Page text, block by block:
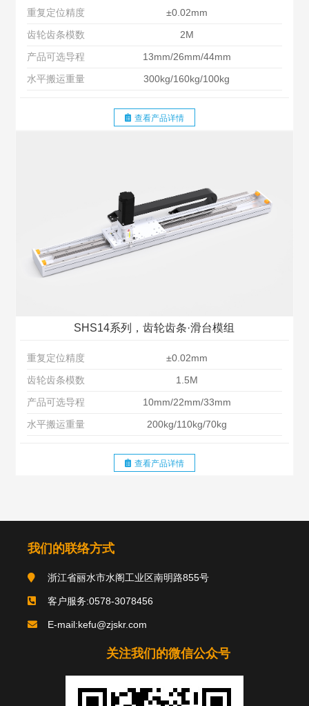
重复定位精度
±0.02mm
齿轮齿条模数
2M
产品可选导程
13mm/26mm/44mm
水平搬运重量
300kg/160kg/100kg
查看产品详情
SHS14系列，齿轮齿条·滑台模组
重复定位精度
±0.02mm
齿轮齿条模数
1.5M
产品可选导程
10mm/22mm/33mm
水平搬运重量
200kg/110kg/70kg
查看产品详情
我们的联络方式
浙江省丽水市水阁工业区南明路855号
客户服务:0578-3078456
E-mail:kefu@zjskr.com
关注我们的微信公众号